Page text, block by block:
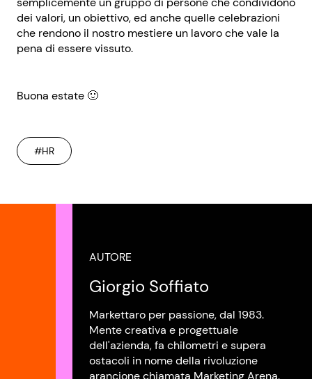
dei valori, un obiettivo, ed anche quelle celebrazioni
che rendono il nostro mestiere un lavoro che vale la
pena di essere vissuto.
Buona estate 🙂
#HR
AUTORE
Giorgio Soffiato
Markettaro per passione, dal 1983.
Mente creativa e progettuale
dell'azienda, fa chilometri e supera
ostacoli in nome della rivoluzione
arancione chiamata Marketing Arena.